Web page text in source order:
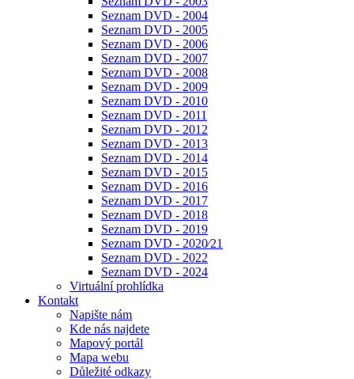
Seznam DVD - 2004
Seznam DVD - 2005
Seznam DVD - 2006
Seznam DVD - 2007
Seznam DVD - 2008
Seznam DVD - 2009
Seznam DVD - 2010
Seznam DVD - 2011
Seznam DVD - 2012
Seznam DVD - 2013
Seznam DVD - 2014
Seznam DVD - 2015
Seznam DVD - 2016
Seznam DVD - 2017
Seznam DVD - 2018
Seznam DVD - 2019
Seznam DVD - 2020⁄21
Seznam DVD - 2022
Seznam DVD - 2024
Virtuální prohlídka
Kontakt
Napište nám
Kde nás najdete
Mapový portál
Mapa webu
Důležité odkazy